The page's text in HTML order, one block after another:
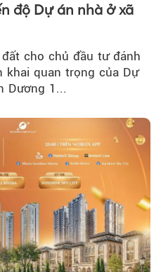
độ Dự án nhà ở xã
cho chủ đầu tư đánh
khai quan trọng của Dự
Dương 1...